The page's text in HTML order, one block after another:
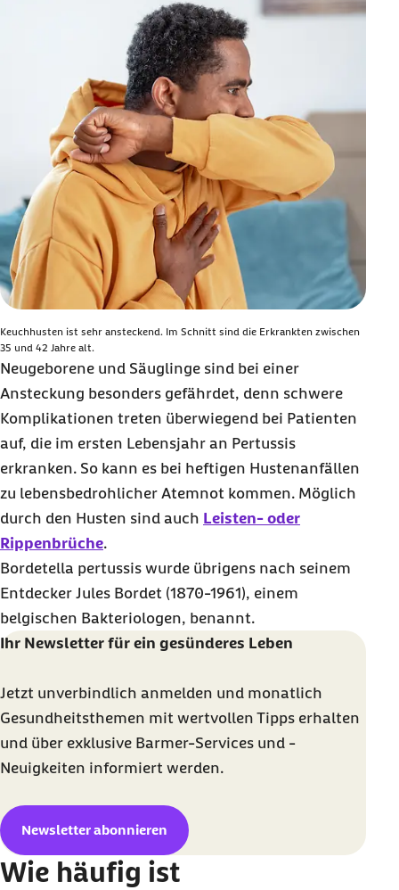
Keuchhusten ist sehr ansteckend. Im Schnitt sind die Erkrankten zwischen
35 und 42 Jahre alt.
Neugeborene und Säuglinge sind bei einer
Ansteckung besonders gefährdet, denn schwere
Komplikationen treten überwiegend bei Patienten
auf, die im ersten Lebensjahr an Pertussis
erkranken. So kann es bei heftigen Hustenanfällen
zu lebensbedrohlicher Atemnot kommen. Möglich
durch den Husten sind auch Leisten- oder
Rippenbrüche.
Bordetella pertussis wurde übrigens nach seinem
Entdecker Jules Bordet (1870-1961), einem
belgischen Bakteriologen, benannt.
Ihr Newsletter für ein gesünderes Leben
Jetzt unverbindlich anmelden und monatlich
Gesundheitsthemen mit wertvollen Tipps erhalten
und über exklusive Barmer-Services und -
Neuigkeiten informiert werden.
Newsletterabonnieren
Wie häufig ist